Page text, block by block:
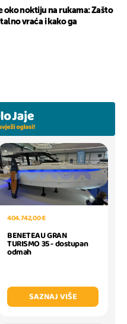
oko noktiju na rukama: Zašto
vraća i kako ga
404.742,00 €
BENETEAU GRAN
TURISMO 35 - dostupan
odmah
SAZNAJ VIŠE